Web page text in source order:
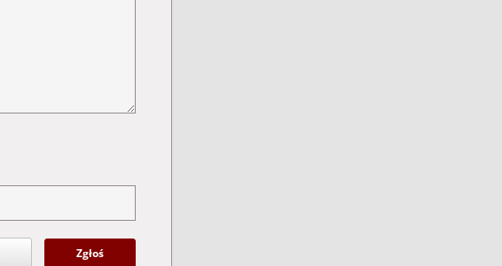
Zgłoś